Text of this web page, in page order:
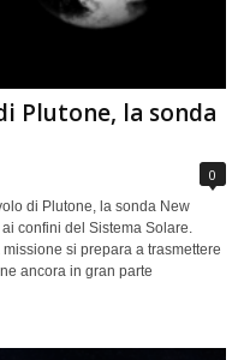
Plutone, la sonda
0
di Plutone, la sonda New
confini del Sistema Solare.
si prepara a trasmettere
ancora in gran parte